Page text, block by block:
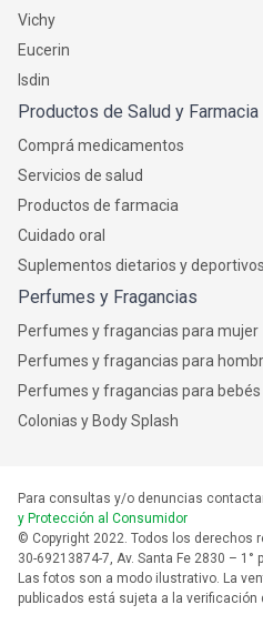
Vichy
Eucerin
Isdin
Productos de Salud y Farmacia
Comprá medicamentos
Servicios de salud
Productos de farmacia
Cuidado oral
Suplementos dietarios y deportivos
Perfumes y Fragancias
Perfumes y fragancias para mujer
Perfumes y fragancias para
Perfumes y fragancias para bebés
Colonias y Body Splash
Para consultas y/o denuncias
y Protección al Consumidor
© Copyright 2022. Todos los derechos
30-69213874-7, Av. Santa Fe 2830 – 1°
Las fotos son a modo ilustrativo. La
publicados está sujeta a la verificación